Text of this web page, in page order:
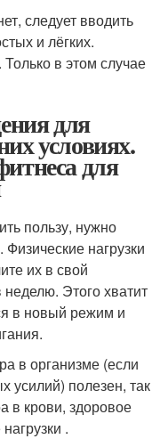
следует вводить
и лёгких.
в этом случае
для
условиях.
для
пользу, нужно
нагрузки
их в свой
Этого хватит
в новый режим и
в организме (если
усилий) полезен, так
в крови, здоровое
.